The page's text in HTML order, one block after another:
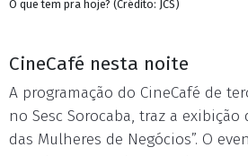
O que tem pra hoje? (Crédito: JCS)
CineCafé nesta noite
A programação do CineCafé de
no Sesc Sorocaba, traz a exibição
das Mulheres de Negócios”. O